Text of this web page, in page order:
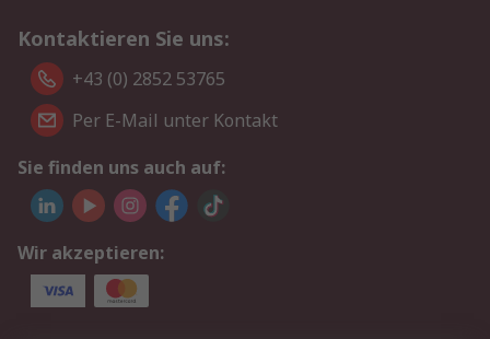
Kontaktieren Sie uns:
+43 (0) 2852 53765
Per E-Mail unter Kontakt
Sie finden uns auch auf:
Wir akzeptieren: